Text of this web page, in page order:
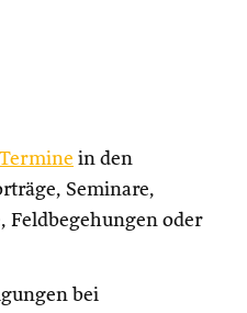
Termine in den
Seminare,
Feldbegehungen oder
bei